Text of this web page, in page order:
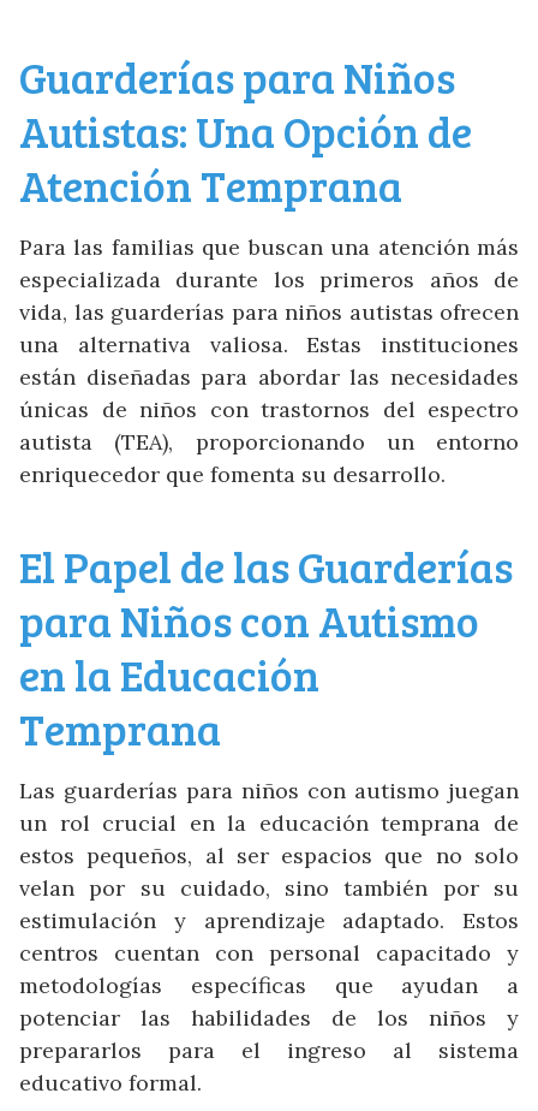
Guarderías para Niños
Autistas: Una Opción de
Atención Temprana
Para las familias que buscan una atención más
especializada durante los primeros años de
vida, las guarderías para niños autistas ofrecen
una alternativa valiosa. Estas instituciones
están diseñadas para abordar las necesidades
únicas de niños con trastornos del espectro
autista (TEA), proporcionando un entorno
enriquecedor que fomenta su desarrollo.
El Papel de las Guarderías
para Niños con Autismo
en la Educación
Temprana
Las guarderías para niños con autismo juegan
un rol crucial en la educación temprana de
estos pequeños, al ser espacios que no solo
velan por su cuidado, sino también por su
estimulación y aprendizaje adaptado. Estos
centros cuentan con personal capacitado y
metodologías específicas que ayudan a
potenciar las habilidades de los niños y
prepararlos para el ingreso al sistema
educativo formal.